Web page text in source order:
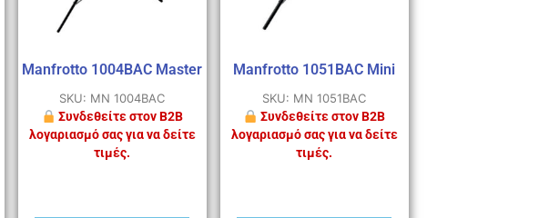
Manfrotto 1004BAC Master
SKU: MN 1004BAC
Συνδεθείτε στον B2B
λογαριασμό σας για να δείτε
τιμές.
Manfrotto 1051BAC Mini
SKU: MN 1051BAC
Συνδεθείτε στον B2B
λογαριασμό σας για να δείτε
τιμές.